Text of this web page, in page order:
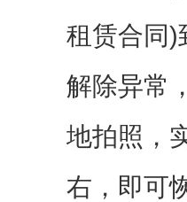
租赁合同)
解除异常
地拍照，
右，即可